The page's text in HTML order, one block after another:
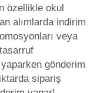
özellikle okul
alımlarda indirim
veya
gönderim
sipariş